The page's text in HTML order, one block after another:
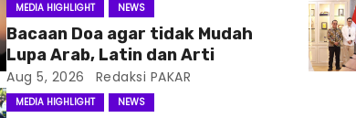
MEDIA HIGHLIGHT NEWS
Bacaan Doa agar tidak Mudah
Lupa Arab, Latin dan Arti
Aug 5, 2026 Redaksi PAKAR
MEDIA HIGHLIGHT NEWS